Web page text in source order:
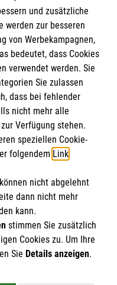
und zusätzliche
werden zur besseren
von Werbekampagnen,
bedeutet, dass Cookies
verwendet werden. Sie
Sie zulassen
dass bei fehlender
nicht mehr alle
Verfügung stehen.
speziellen Cookie-
folgendem Link.
nicht abgelehnt
dann nicht mehr
kann.
stimmen Sie zusätzlich
Cookies zu. Um Ihre
Sie Details anzeigen.